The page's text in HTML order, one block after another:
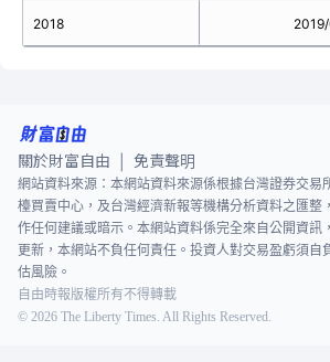
2018
關於財富自由 免責聲明
網站資料來源：本網站資料來源係根據台灣證券交易
檯買賣中心，及台灣經濟新報等機構分析資料之匯整
作任何建議或暗示。本網站資料係完全來自公開資訊
更新，本網站不負任何責任。投資人對交易盈虧須自
估風險。
自由時報版權所有不得轉載
© 2026 The Liberty Times. All Rights Reserved.